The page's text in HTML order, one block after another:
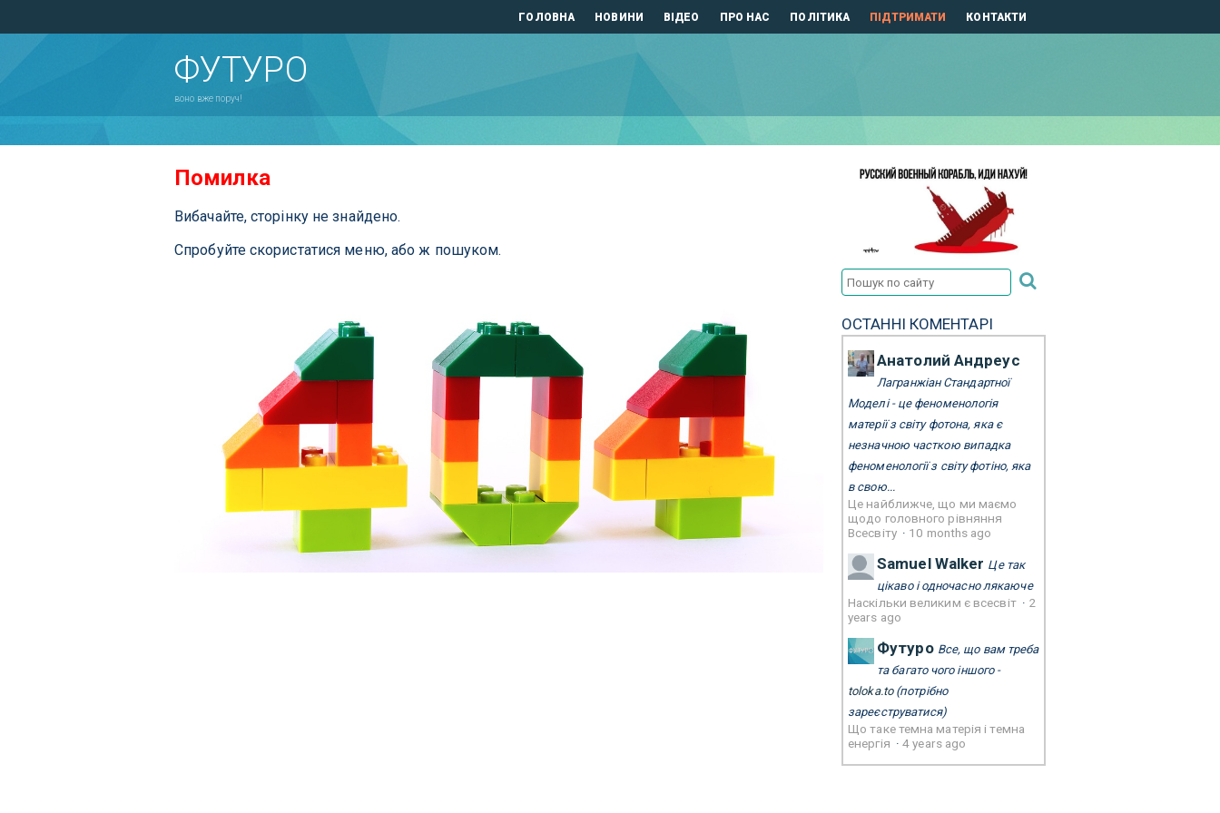
ГОЛОВНА НОВИНИ ВІДЕО ПРО НАС ПОЛІТИКА ПІДТРИМАТИ КОНТАКТИ
ФУТУРО
воно вже поруч!
Помилка
Вибачайте, сторінку не знайдено.
Спробуйте скористатися меню, або ж пошуком.
ОСТАННІ КОМЕНТАРІ
Анатолий Андреус
Лагранжіан Стандартної
Моделі - це феноменологія
матерії з світу фотона, яка є
незначною часткою випадка
феноменології з світу фотіно, яка
в свою...
Це найближче, що ми маємо
щодо головного рівняння
Всесвіту · 10 months ago
Samuel Walker Це так
цікаво і одночасно лякаюче
Наскільки великим є всесвіт · 2
years ago
Футуро Все, що вам треба
та багато чого іншого -
toloka.to(потрібно
зареєструватися)
Що таке темна матерія і темна
енергія ·4 years ago